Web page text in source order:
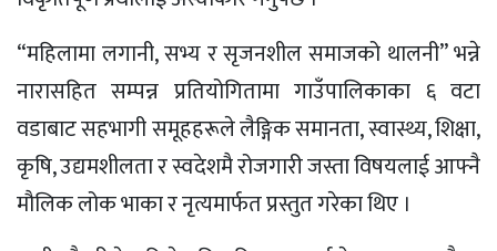
“महिलामा लगानी, सभ्य र सृजनशील समाजको थालनी” भन्ने
नारासहित सम्पन्न प्रतियोगितामा गाउँपालिकाका ६ वटा
वडाबाट सहभागी समूहहरूले लैङ्गिक समानता, स्वास्थ्य, शिक्षा,
कृषि, उद्यमशीलता र स्वदेशमै रोजगारी जस्ता विषयलाई आफ्नै
मौलिक लोक भाका र नृत्यमार्फत प्रस्तुत गरेका थिए ।